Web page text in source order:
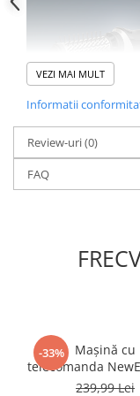
VEZI MAI MULT
Informatii
Review-uri(0)
FAQ
-33%
Mașină cu
telecomanda
Buggy Off-Road
239,99 Lei